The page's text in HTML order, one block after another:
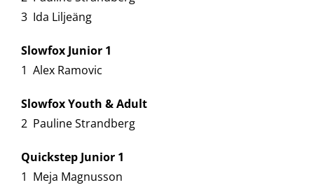
3 Ida Liljeäng
Slowfox Junior 1
1 Alex Ramovic
Slowfox Youth & Adult
2 Pauline Strandberg
Quickstep Junior 1
1 Meja Magnusson